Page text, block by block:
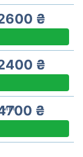
₴
₴
мм ₴